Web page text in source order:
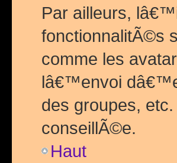
Par ailleurs,
fonctionnalitÃ©s
comme les
lâ€™envoi
des groupes,
conseillÃ©e.
Haut